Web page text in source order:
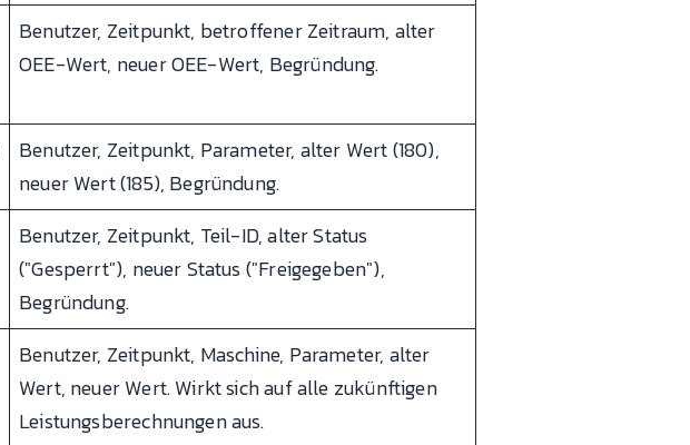
Benutzer, Zeitpunkt, betroffener Zeitraum, alter
OEE-Wert, neuer OEE-Wert, Begründung.
Benutzer, Zeitpunkt, Parameter, alter Wert (180),
neuer Wert (185), Begründung.
Benutzer, Zeitpunkt, Teil-ID, alter Status
("Gesperrt"), neuer Status ("Freigegeben"),
Begründung.
Benutzer, Zeitpunkt, Maschine, Parameter, alter
Wert, neuer Wert. Wirkt sich auf alle zukünftigen
Leistungsberechnungen aus.